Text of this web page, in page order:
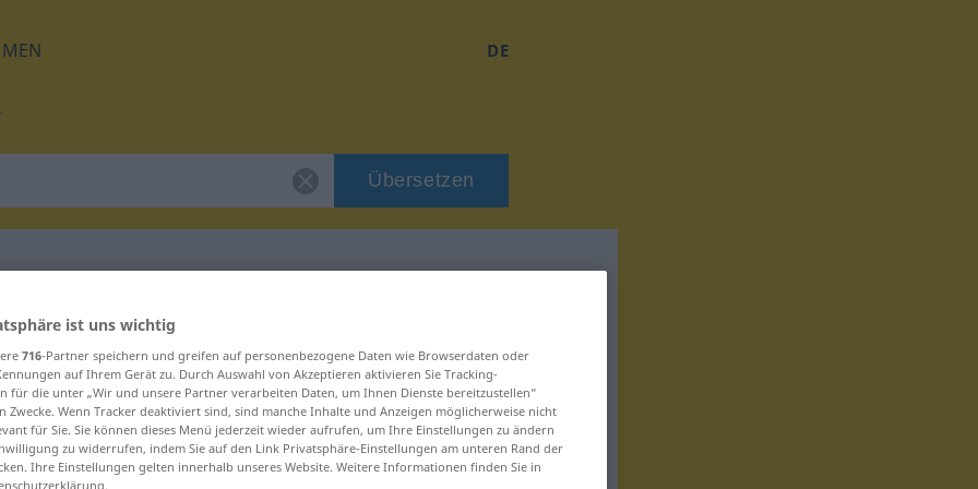
DE
Übersetzen
für "tugtig"
ist uns wichtig
716-Partner speichern und greifen auf personenbezogene Daten wie Browserdaten oder
auf Ihrem Gerät zu. Durch Auswahl von Akzeptieren aktivieren Sie Tracking-
für die unter „Wir und unsere Partner verarbeiten Daten, um Ihnen Dienste bereitzustellen“
Zwecke. Wenn Tracker deaktiviert sind, sind manche Inhalte und Anzeigen möglicherweise nicht
für Sie. Sie können dieses Menü jederzeit wieder aufrufen, um Ihre Einstellungen zu ändern
zu widerrufen, indem Sie auf den Link Privatsphäre-Einstellungen am unteren Rand der
Ihre Einstellungen gelten innerhalb unseres Website. Weitere Informationen finden Sie in